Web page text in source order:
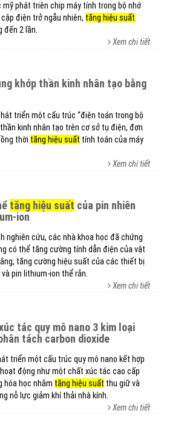
mỹ phát triên chip máy tính trong bộ nhớ
điện trở ngẫu nhiên, tăng hiệu suất
đến 2 lần.
Xem chi tiết
triển một cấu trúc “điện toán trong bộ
kinh nhân tạo trên cơ sở tụ điện, đơn
thời tăng hiệu suất tính toán của máy
Xem chi tiết
tăng hiệu suất của pin nhiên
ion
nghiên cứu, các nhà khoa học đã chứng
có thể tăng cường tính dẫn điện của vật
tăng cường hiệu suất của các thiết bị
pin lithium-ion thể rắn.
Xem chi tiết
tách carbon dioxide
triển một cấu trúc quy mô nano kết hợp
động như một chất xúc tác cao cấp
hóa học nhằm tăng hiệu suất thu giữ và
nỗ lực giảm khí thải nhà kính.
Xem chi tiết